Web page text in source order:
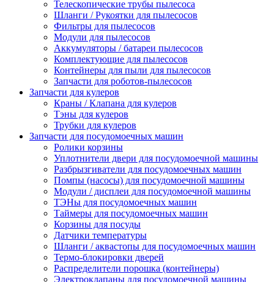
Телескопические трубы пылесоса
Шланги / Рукоятки для пылесосов
Фильтры для пылесосов
Модули для пылесосов
Аккумуляторы / батареи пылесосов
Комплектующие для пылесосов
Контейнеры для пыли для пылесосов
Запчасти для роботов-пылесосов
Запчасти для кулеров
Краны / Клапана для кулеров
Тэны для кулеров
Трубки для кулеров
Запчасти для посудомоечных машин
Ролики корзины
Уплотнители двери для посудомоечной машины
Разбрызгиватели для посудомоечных машин
Помпы (насосы) для посудомоечной машины
Модули / дисплеи для посудомоечной машины
ТЭНы для посудомоечных машин
Таймеры для посудомоечных машин
Корзины для посуды
Датчики температуры
Шланги / аквастопы для посудомоечных машин
Термо-блокировки дверей
Распределители порошка (контейнеры)
Электроклапаны для посудомоечной машины